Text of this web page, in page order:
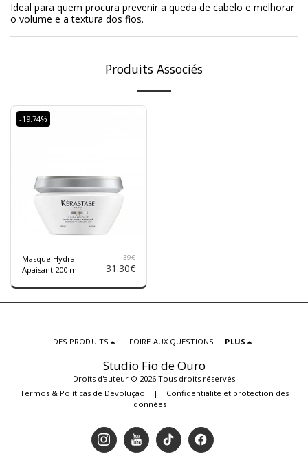
Ideal para quem procura prevenir a queda de cabelo e melhorar
o volume e a textura dos fios.
Produits Associés
-19.74%
Masque Hydra-
Apaisant 200 ml
39€
31.30€
Studio Fio de Ouro
Droits d'auteur © 2026 Tous droits réservés
Termos & Políticas de Devolução | Confidentialité et protection des
données
DES PRODUITS FOIRE AUX QUESTIONS PLUS